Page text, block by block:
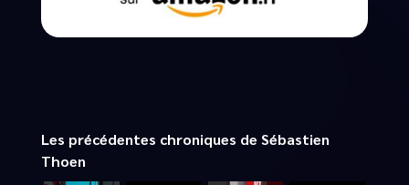
Les précédentes chroniques de Sébastien
Thoen